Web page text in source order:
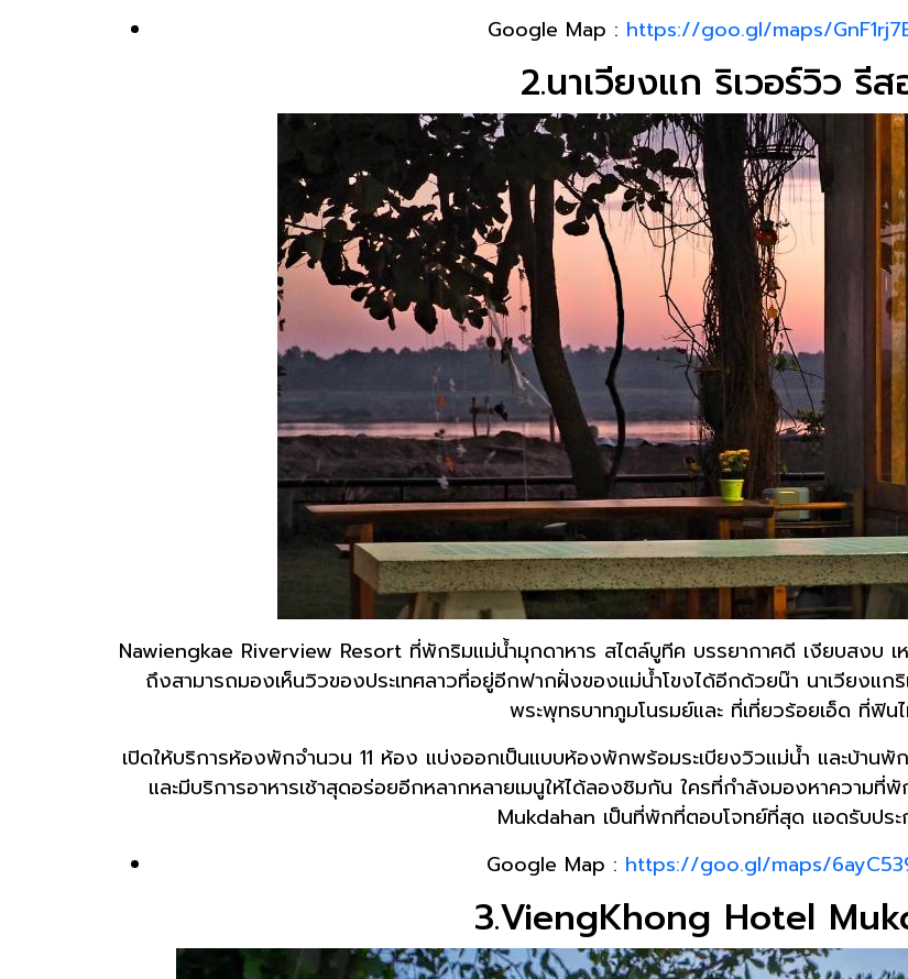
Google Map : https://goo.gl/maps/
2.นาเวียงแก ริเวอร์วิว รี
Nawiengkae Riverview Resort ที่พักริมแม่น้ำมุกดาหาร สไตล์บูทีค บรรยากาศดี เงียบสงบ
ถึงสามารถมองเห็นวิวของประเทศลาวที่อยู่อีกฟากฝั่งของแม่น้ำโขงได้อีกด้วยน๊า นาเวียงแ
พระพุทธบาทภูมโนรมย์และ ที่เที่ยวร้อยเอ็ด ที่ฟิน
เปิดให้บริการห้องพักจำนวน 11 ห้อง แบ่งออกเป็นแบบห้องพักพร้อมระเบียงวิวแม่น้ำ และบ้าน
และมีบริการอาหารเช้าสุดอร่อยอีกหลากหลายเมนูให้ได้ลองชิมกัน ใครที่กำลังมองหาความ
Mukdahan เป็นที่พักที่ตอบโจทย์ที่สุด แอดรับประ
Google Map : https://goo.gl/maps/
3.ViengKhong Hotel